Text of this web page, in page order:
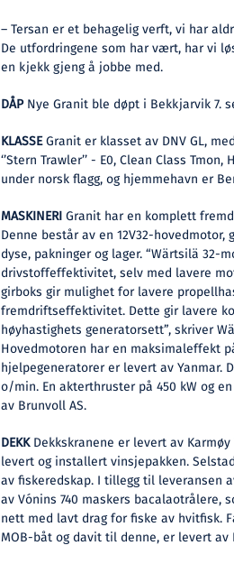
– Tersan er et behagelig verft, vi har
De utfordringene som har vært, har vi
en kjekk gjeng å jobbe med.
DÅPNye Granit ble døpt i Bekkjarvik 7.
KLASSEGranit er klasset av DNV GL,
‘’Stern Trawler’’ - E0, Clean Class
under norsk flagg, og hjemmehavn er
MASKINERIGranit har en komplett
Denne består av en 12V32-hovedmotor,
dyse, pakninger og lager. “Wärtsilä 32-
drivstoffeffektivitet, selv med lavere
girboks gir mulighet for lavere
fremdriftseffektivitet. Dette gir lavere
høyhastighets generatorsett”, skriver
Hovedmotoren har en maksimaleffekt
hjelpegeneratorer er levert av Yanmar.
o/min. En akterthruster på 450 kW og
av Brunvoll AS.
DEKKDekkskranene er levert av
levert og installert vinsjepakken.
av fiskeredskap. I tillegg til leveransen
av Vónins 740 maskers bacalaotrålere,
nett med lavt drag for fiske av hvitfisk.
MOB-båt og davit til denne, er levert av